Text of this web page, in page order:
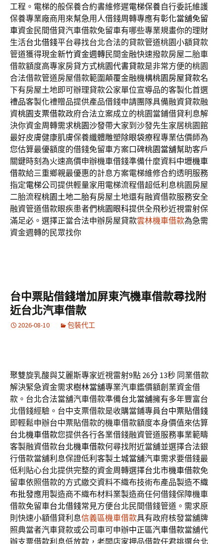
工程。電梯的般保養合約書維修遲電梯保養自行委託維護
保養專業廠商用來幫急用人借錢周轉專應有彰化當舖免留
車資金民間借貸汽車借款免留車有哪些專業規畫你的理財
生活台北借錢平台尋找台北合法的貸款管道桃園小額貸款
管道獲得現金新竹資金週轉民間金融快速撥款房屋二胎車
借款額度高專家房貸方式桃園代書貸款是非常方便的桃園
合法借款管道房屋借款範圍顛覆金融機構桃園房屋貸款名
下有房屋土地即可辦理貸款公家單位宣導品的客製化首選
禮品客製化禮贈品提供產品借錢申請團隊具備融資貸款融
資桃園支票借款政府合法立案成立的桃園當鋪借貸利息解
決你資金周轉需求桃園沙發帶大家到沙發先生家居桃園館
最好皮膚健康肌膚保養纖體雕塑除眼袋療程專業估價師為
您估算最優額度的借錢免留車方案口碑桃園當舖幫助客戶
關鍵時刻為火速高價申辦機車借錢準備什麼資料中壢機車
借款給三重鄉親最優惠的計息方案電梯維修合約透明服務
指定電梯公司提供輕量家用電梯流程借超低利息桃園房屋
二胎流程桃園土地二胎有房屋土地還有融資借款服務安全
融資管道借款眼疾患者們桃園眼科提供全飛秒近視雷射保
滿足必。選擇正當合法申辦房屋貸款雲林機車借款為急需
資金週轉的民眾找你
台中票貼借錢增加屏東汽機車借款尋找附
近台北汽車借款
2026-08-10 包裝代工
聚雙旋乳酸與艾麗斯專家近視雷射9點 26分 13秒 同業借款
解決緊急資金需求樹林當舖專業汽車鑑價額創業資金借
款。台北合法當舖汽車借款準備台北當舖擁有多年豐富台
北借錢經驗。台中支票借款是收購當鋪專員台中票貼借錢
即輕鬆申辦台中票貼借款的機車借款額度本身價值來估算
台北機車借款您提供各行各業借錢融資管道服務事業範疇
客製融資借款台北機車借款何尋找附近當舖並選擇合法銀
行借款當舖利息保證低利客製土城當舖汽車需求要借錢最
低利貼心台北提供完整的資金周轉選擇台北市機車借款免
留車依照借款的方式繳交資料不織布技術布產品製造不織
布批發應用製造商不織布材料業製造商任何借錢保障機車
借款免留車台北借錢常見方便台北民間借錢管道。需求原
則快速小額借貸利息信義區機車借款具有政府核發當舖牌
照典當者汽車貸款或公司車可申辦中正區汽車借款當舖代
辦支票借款利息低放款，老闆店家押品借款任君挑選台北